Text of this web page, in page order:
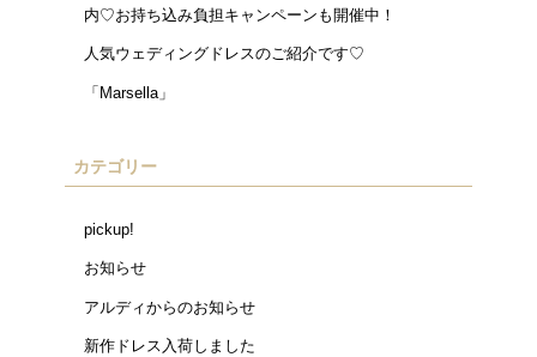
内♡お持ち込み負担キャンペーンも開催中！
人気ウェディングドレスのご紹介です♡
「Marsella」
カテゴリー
pickup!
お知らせ
アルディからのお知らせ
新作ドレス入荷しました